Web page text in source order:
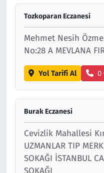
Tozkoparan Eczanesi
Mehmet Nesih
No:28 A MEVLANA
Yol Tarifi Al 0
Burak Eczanesi
Cevizlik Mahallesi
UZMANLAR TIP
SOKAĞI İSTANBUL
SOKAĞI